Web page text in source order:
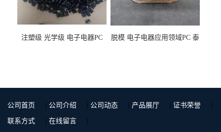
注塑级 光学级 电子电器PC
脱模 电子电器应用领域PC 泰
公司首页 公司介绍 公司动态 产品展厅 证书荣誉
联系方式 在线留言